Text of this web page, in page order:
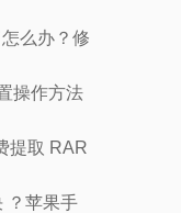
么办？修
操作方法
提取 RAR
？苹果手